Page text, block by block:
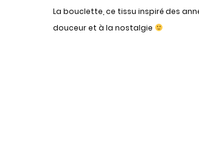
La bouclette, ce tissu inspiré des
douceur et à la nostalgie